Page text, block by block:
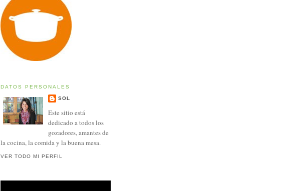
DATOS PERSONALES
SOL
Este sitio está
dedicado a todos los
gozadores, amantes de
la cocina, la comida y la buena mesa.
VER TODO MI PERFIL